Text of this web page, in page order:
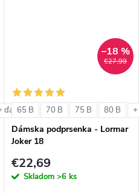
ďalšie
€27,99
–18 %
65 B 70 B 75 B 80 B
Dámska podprsenka - Lormar
Joker 18
€22,69
Skladom >6 ks